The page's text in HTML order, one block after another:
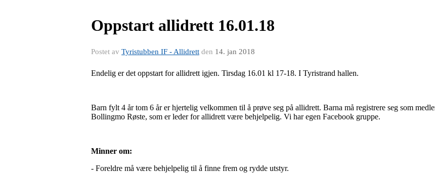
Oppstart allidrett 16.01.18
Postet av Tyristubben IF - Allidrett den 14. jan 2018
Endelig er det oppstart for allidrett igjen. Tirsdag 16.01 kl 17-18. I Tyristrand hallen.
Barn fylt 4 år tom 6 år er hjertelig velkommen til å prøve seg på allidrett. Barna må registrere seg som
Bollingmo Røste, som er leder for allidrett være behjelpelig. Vi har egen Facebook gruppe.
Minner om:
- Foreldre må være behjelpelig til å finne frem og rydde utstyr.